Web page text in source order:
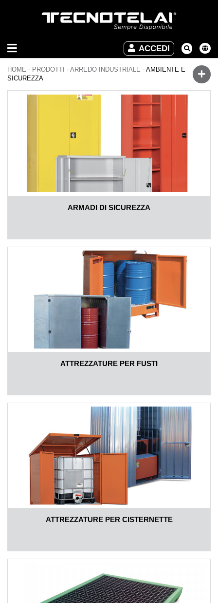
ACCEDI
INDUSTRIALE
ARREDO
UFFICIO
CONTATTI
HOME - PRODOTTI - ARREDO INDUSTRIALE - AMBIENTE E
SICUREZZA
ARMADI DI SICUREZZA
ATTREZZATURE PER FUSTI
ATTREZZATURE PER CISTERNETTE